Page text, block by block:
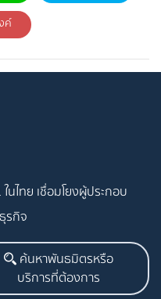
ค์
นไทย เชื่อมโยงผู้ประกอบ
รกิจ
ค้นหาพันธมิตรหรือ
บริการที่ต้องการ